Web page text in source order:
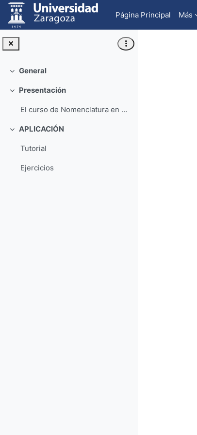
Salta al contenido principal
Página Principal
Más
Colapsar
General
Colapsar
Presentación
El curso de Nomenclatura en Química Orgánica está...
Colapsar
APLICACIÓN
Tutorial
Ejercicios